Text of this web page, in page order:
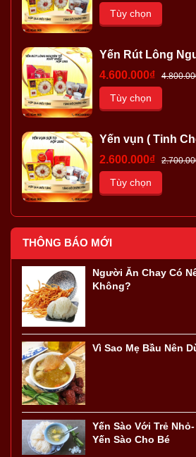
Tùy chọn
Yến Rút Lông
Khẩu
4.600.000₫
Tùy chọn
Yến vụn ( Tinh
2.600.000₫
Tùy chọn
THÔNG BÁO MỚI
Người Ăn Chay Có
Không?
Vì Sao Mẹ Bầu Nên
Yến Sào Với Trẻ
Yến Sào Cho Bé